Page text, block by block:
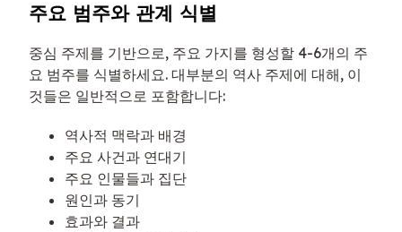
주요 범주와 관계 식별
중심 주제를 기반으로, 주요 가지를 형성할 4-6개의 주
요 범주를 식별하세요. 대부분의 역사 주제에 대해, 이
것들은 일반적으로 포함합니다:
역사적 맥락과 배경
주요 사건과 연대기
주요 인물들과 집단
원인과 동기
효과와 결과